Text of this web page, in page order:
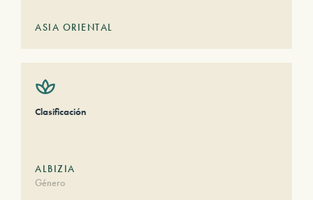
ASIA ORIENTAL
Clasificación
ALBIZIA
Género